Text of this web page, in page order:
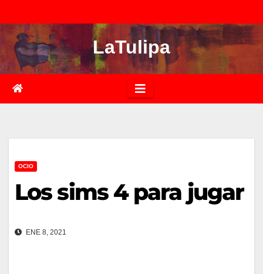
al
contenido
LaTulipa
OCIO
Los sims 4 para jugar
ENE 8, 2021